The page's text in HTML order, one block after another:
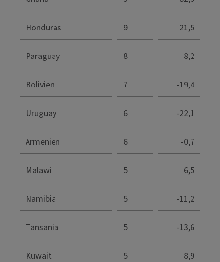
Honduras 9 21,5
Paraguay 8 8,2
Bolivien 7 -19,4
Uruguay 6 -22,1
Armenien 6 -0,7
Malawi 5 6,5
Namibia 5 -11,2
Tansania 5 -13,6
Kuwait 5 8,9